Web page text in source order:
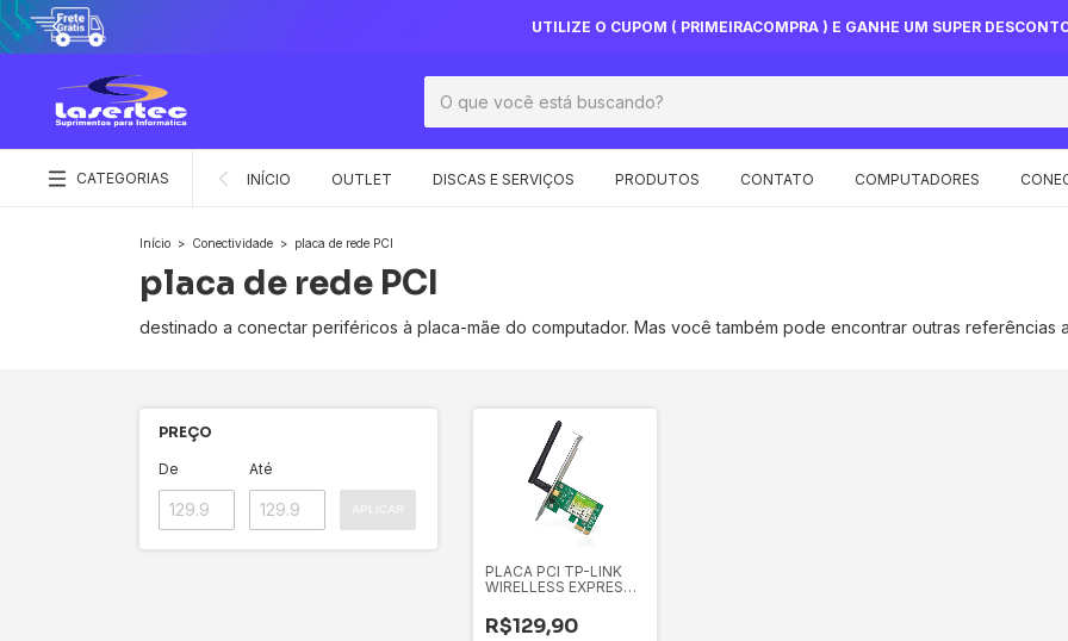
UTILIZE O CUPOM ( PRIMEIRACOMPRA ) E GANHE UM SUPER
CATEGORIAS INÍCIO OUTLET DISCAS E SERVIÇOS PRODUTOS CONTATO COMPUTADORES
Início > Conectividade > placa de rede PCI
placa de rede PCI
destinado a conectar periféricos à placa-mãe do computador. Mas você também pode encontrar outras referências
PREÇO
De Até
PLACA PCI TP-LINK
WIRELLESS EXPRESS
150MBPS
R$129,90